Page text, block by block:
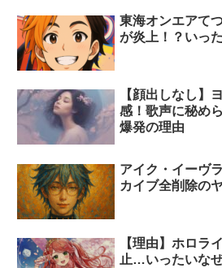
東海オンエアて
が炎上！？いっ
【顔出しなし】
感！歌声に秘め
爆発の理由
アイク・イーヴ
カイブ全削除の
【理由】ホロラ
止…いったいな